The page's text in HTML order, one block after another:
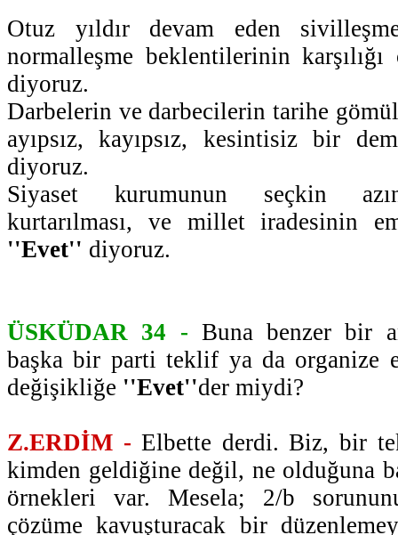
Otuz yıldır devam eden
normalleşme beklentilerinin
diyoruz.
Darbelerin ve darbecilerin tarihe
ayıpsız, kayıpsız, kesintisiz bir
diyoruz.
Siyaset kurumunun seçkin
kurtarılması, ve millet iradesinin
''Evet'' diyoruz.
ÜSKÜDAR 34 - Buna benzer bir
başka bir parti teklif ya da organize
değişikliğe ''Evet''der miydi?
Z.ERDİM - Elbette derdi. Biz, bir
kimden geldiğine değil, ne olduğuna
örnekleri var. Mesela; 2/b
çözüme kavuşturacak bir